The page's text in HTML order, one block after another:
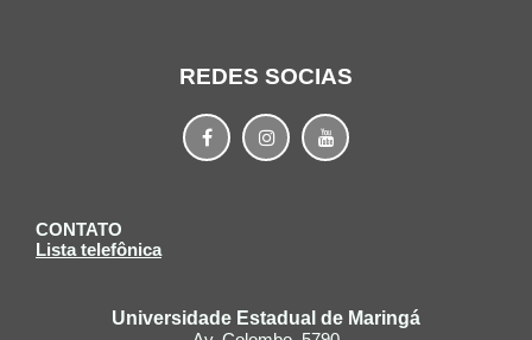
REDES SOCIAS
CONTATO
Lista telefônica
Universidade Estadual de Maringá